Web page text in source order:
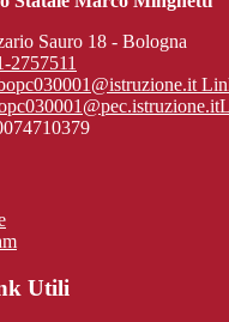
Sauro 18 - Bologna
2757511
Utili